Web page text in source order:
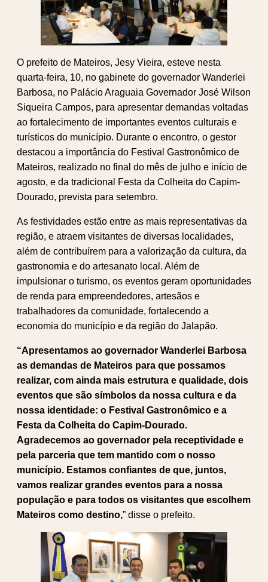
O prefeito de Mateiros, Jesy Vieira, esteve nesta
quarta-feira, 10, no gabinete do governador Wanderlei
Barbosa, no Palácio Araguaia Governador José Wilson
Siqueira Campos, para apresentar demandas voltadas
ao fortalecimento de importantes eventos culturais e
turísticos do município. Durante o encontro, o gestor
destacou a importância do Festival Gastronômico de
Mateiros, realizado no final do mês de julho e início de
agosto, e da tradicional Festa da Colheita do Capim-
Dourado, prevista para setembro.
As festividades estão entre as mais representativas da
região, e atraem visitantes de diversas localidades,
além de contribuírem para a valorização da cultura, da
gastronomia e do artesanato local. Além de
impulsionar o turismo, os eventos geram oportunidades
de renda para empreendedores, artesãos e
trabalhadores da comunidade, fortalecendo a
economia do município e da região do Jalapão.
“Apresentamos ao governador Wanderlei Barbosa
as demandas de Mateiros para que possamos
realizar, com ainda mais estrutura e qualidade, dois
eventos que são símbolos da nossa cultura e da
nossa identidade: o Festival Gastronômico e a
Festa da Colheita do Capim-Dourado.
Agradecemos ao governador pela receptividade e
pela parceria que tem mantido com o nosso
município. Estamos confiantes de que, juntos,
vamos realizar grandes eventos para a nossa
população e para todos os visitantes que escolhem
Mateiros como destino,” disse o prefeito.